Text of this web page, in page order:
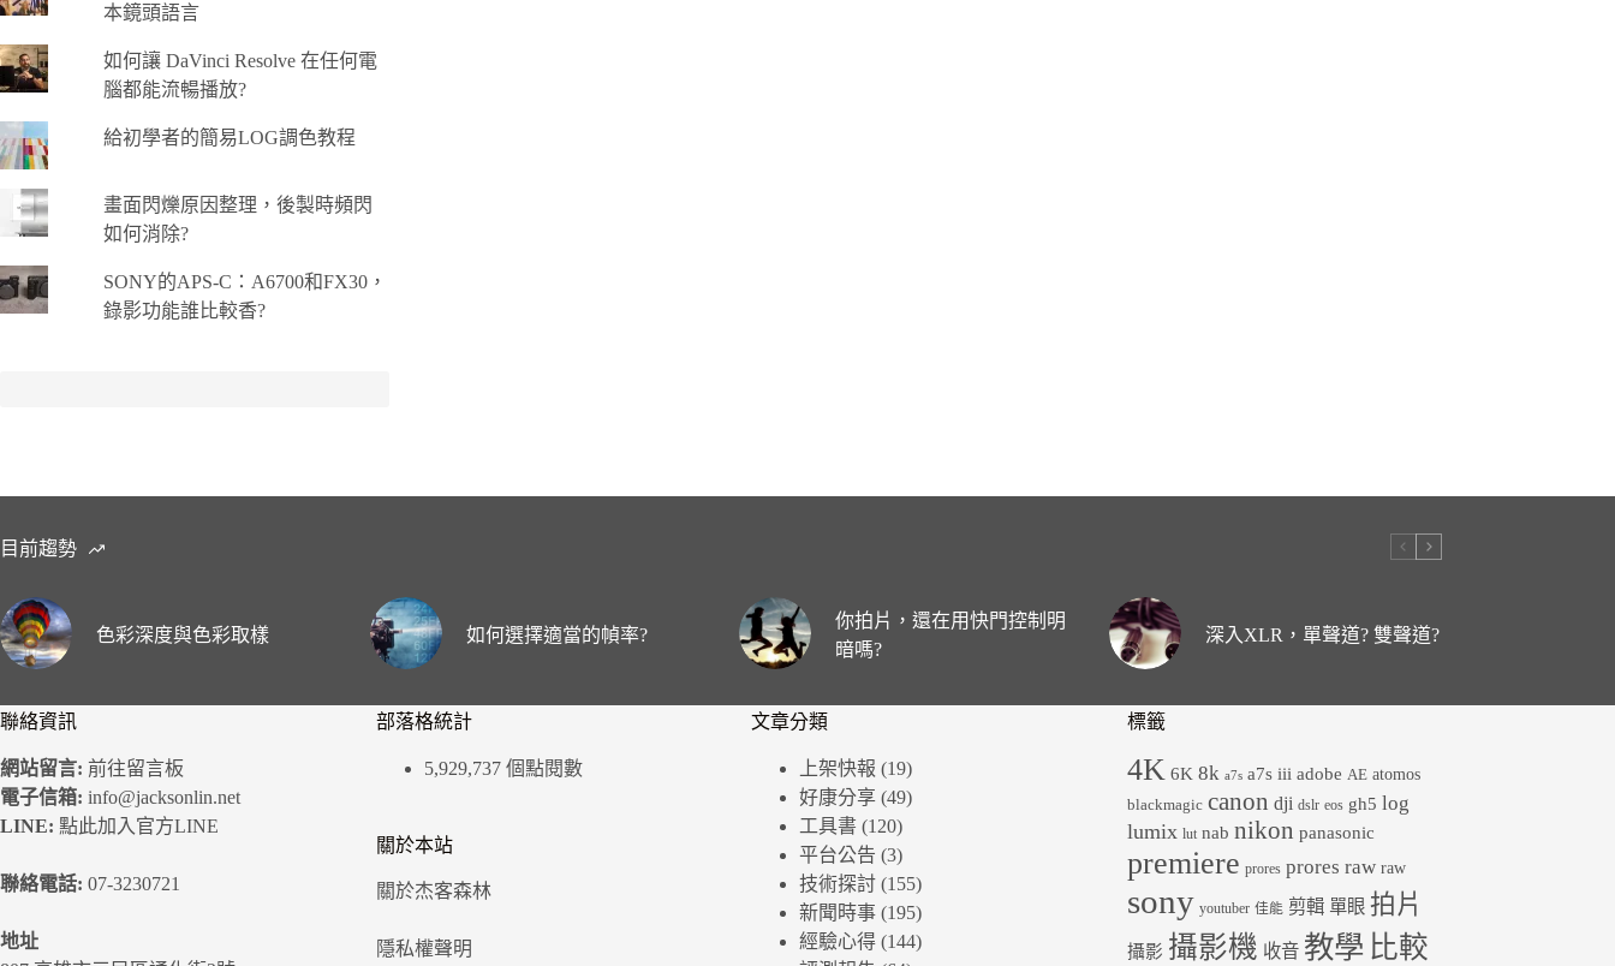
本鏡頭語言
如何讓 DaVinci Resolve 在任何電
腦都能流暢播放?
給初學者的簡易LOG調色教程
畫面閃爍原因整理，後製時頻閃
如何消除?
SONY的APS-C：A6700和FX30，
錄影功能誰比較香?
目前趨勢
色彩深度與色彩取樣 如何選擇適當的幀率?
你拍片，還在用快門控制明
暗嗎?
深入XLR，單聲道? 雙聲道?
聯絡資訊
網站留言: 前往留言板
電子信箱: info@jacksonlin.net
LINE: 點此加入官方LINE
聯絡電話: 07-3230721
地址
部落格統計
5,929,737 個點閱數
關於本站
關於杰客森林
隱私權聲明
文章分類
上架快報 (19)
好康分享 (49)
工具書 (120)
平台公告 (3)
技術探討 (155)
新聞時事 (195)
經驗心得 (144)
標籤
4K 6K 8k a7s a7s iii adobe AE atomos
blackmagic canon dji dslr eos gh5 log
lumix lut nab nikon panasonic
premiere prores prores raw raw
sony youtuber 佳能 剪輯 單眼 拍片
攝影 攝影機 收音 教學 比較